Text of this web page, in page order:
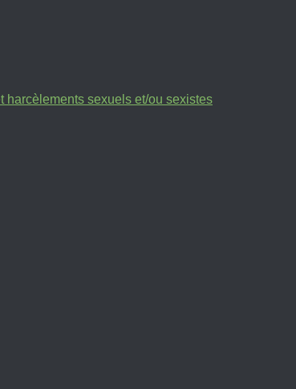
harcèlements sexuels et/ou sexistes